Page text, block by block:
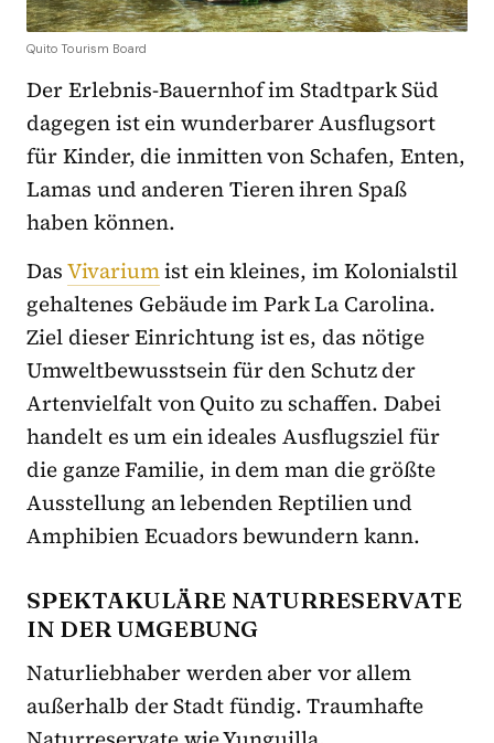
Quito Tourism Board
Der Erlebnis-Bauernhof im Stadtpark Süd
dagegen ist ein wunderbarer Ausflugsort
für Kinder, die inmitten von Schafen, Enten,
Lamas und anderen Tieren ihren Spaß
haben können.
DasVivariumist ein kleines, im Kolonialstil
gehaltenes Gebäude im Park La Carolina.
Ziel dieser Einrichtung ist es, das nötige
Umweltbewusstsein für den Schutz der
Artenvielfalt von Quito zu schaffen. Dabei
handelt es um ein ideales Ausflugsziel für
die ganze Familie, in dem man die größte
Ausstellung an lebenden Reptilien und
Amphibien Ecuadors bewundern kann.
SPEKTAKULÄRE NATURRESERVATE
IN DER UMGEBUNG
Naturliebhaber werden aber vor allem
außerhalb der Stadt fündig. Traumhafte